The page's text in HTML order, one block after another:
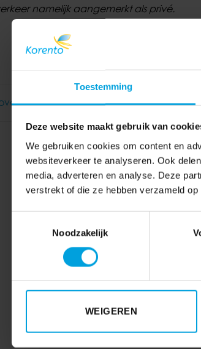
Toestemming
Deze website maakt gebruik van
We gebruiken cookies om content en
websiteverkeer te analyseren. Ook
media, adverteren en analyse. Deze
verstrekt of die ze hebben verzameld
Noodzakelijk
WEIGEREN
namelijk aangemerkt als privé.
– Bereid u voor op 2016!